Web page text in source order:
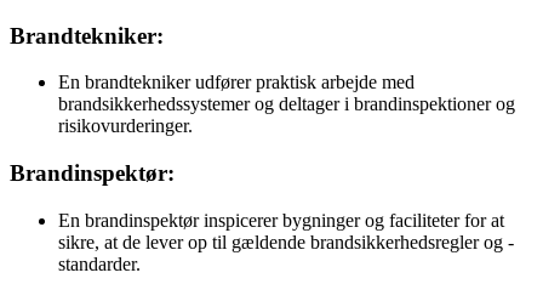
Brandtekniker:
En brandtekniker udfører praktisk arbejde med
brandsikkerhedssystemer og deltager i brandinspektioner og
risikovurderinger.
Brandinspektør:
En brandinspektør inspicerer bygninger og faciliteter for at
sikre, at de lever op til gældende brandsikkerhedsregler og -
standarder.